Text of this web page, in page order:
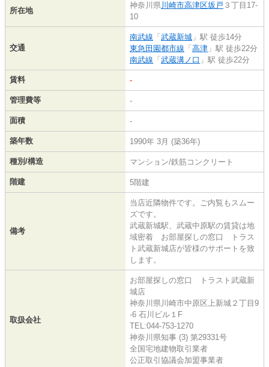
所在地
神奈川県川崎市高津区坂戸 ３丁目17-
10
交通
南武線 「 武蔵新城 」駅 徒歩14分
東急田園都市線 「 高津 」駅 徒歩22分
南武線 「 武蔵溝ノ口 」駅 徒歩22分
賃料 -
管理費等 -
面積 -
築年数 1990年 3月 (築36年)
種別/構造 マンション/鉄筋コンクリート
階建 5階建
備考
当店近隣物件です。ご内覧もスムー
ズです。
武蔵新城駅、武蔵中原駅の賃貸は地
域密着 お部屋探しの窓口 トラス
ト武蔵新城店が皆様のサポートを致
します。
取扱会社
お部屋探しの窓口 トラスト武蔵新
城店
神奈川県川崎市中原区上新城２丁目9
-6 石川ビル１F
TEL:044-753-1270
神奈川県知事 (3) 第29331号
全国宅地建物取引業者
公正取引協議会加盟事業者